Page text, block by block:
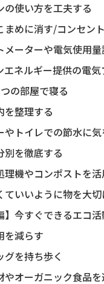
の使い方を工夫する
まめに消す/コンセン
メーターや電気使用
エネルギー提供の電
の部屋で寝る
を整理する
やトイレでの節水に気
別を徹底する
理機やコンポストを活
ていいように物を大切
】今すぐできるエコ
を減らす
グを持ち歩く
やオーガニック食品を